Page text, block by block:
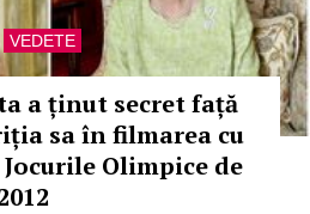
VEDETE
a ținut secret față
sa în filmarea cu
Olimpice de